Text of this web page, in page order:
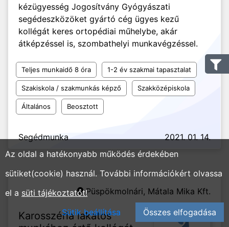
kézügyesség Jogosítvány Gyógyászati
segédeszközöket gyártó cég ügyes kezű
kollégát keres ortopédiai műhelybe, akár
átképzéssel is, szombathelyi munkavégzéssel.
Teljes munkaidő 8 óra 1-2 év szakmai tapasztalat
Szakiskola / szakmunkás képző Szakközépiskola
Általános Beosztott
Segédmunka 2021. 01. 14.
Püspökmolnári, Mátala Mika Kft.
Karosszéria lakatos
Az oldal a hatékonyabb működés érdekében
sütiket(cookie) használ. További információkért olvassa
el a süti tájékoztatót!
Sütik beállítása
Összes elfogadása